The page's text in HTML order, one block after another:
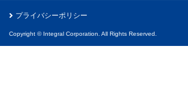
プライバシーポリシー
Copyright © Integral Corporation. All Rights Reserved.